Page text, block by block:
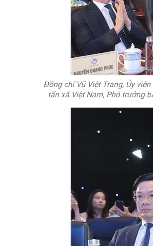
Đồng chí Vũ Việt Trang, Ủy
tấn xã Việt Nam, Phó trưởng